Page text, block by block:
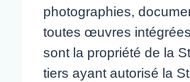
photographies,
toutes œuvres
sont la propriété de la
tiers ayant autorisé la